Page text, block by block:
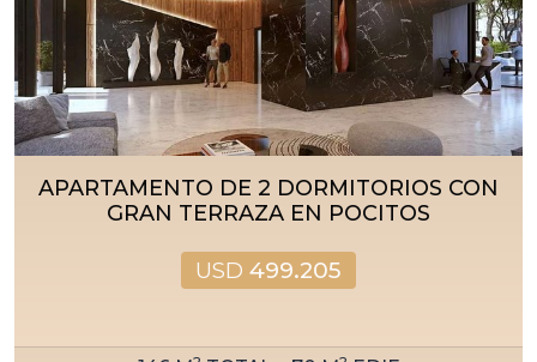
APARTAMENTO DE 2 DORMITORIOS CON
GRAN TERRAZA EN POCITOS
USD 499.205